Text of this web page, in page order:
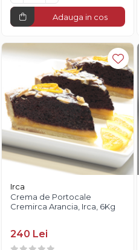
Adauga in cos
Irca
Crema de Portocale
Cremirca Arancia, Irca, 6Kg
240 Lei